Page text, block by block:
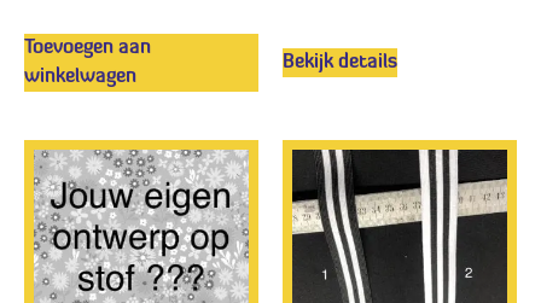
Toevoegen aan
winkelwagen
Bekijk details